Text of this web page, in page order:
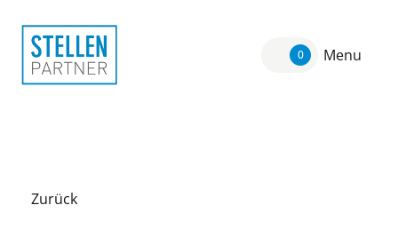
0 Menu
Zurück